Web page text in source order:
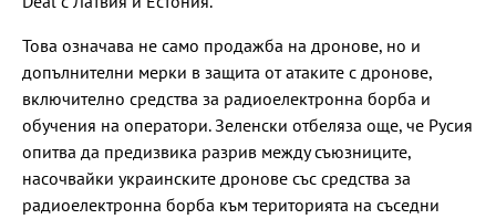
Това означава не само продажба на дронове, но и
допълнителни мерки в защита от атаките с дронове,
включително средства за радиоелектронна борба и
обучения на оператори. Зеленски отбеляза още, че Русия
опитва да предизвика разрив между съюзниците,
насочвайки украинските дронове със средства за
радиоелектронна борба към територията на съседни